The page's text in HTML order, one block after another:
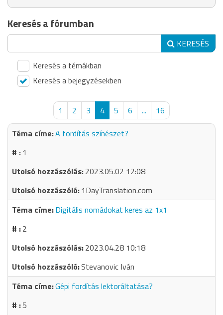
Keresés a fórumban
KERESÉS
Keresés a témákban
Keresés a bejegyzésekben
1 2 3 4 5 6 ...
16
A fordítás színészet?
1
2023.05.02 12:08
1DayTranslation.com
Digitális nomádokat keres az 1x1
2
2023.04.28 10:18
Stevanovic Iván
Gépi fordítás lektoráltatása?
5